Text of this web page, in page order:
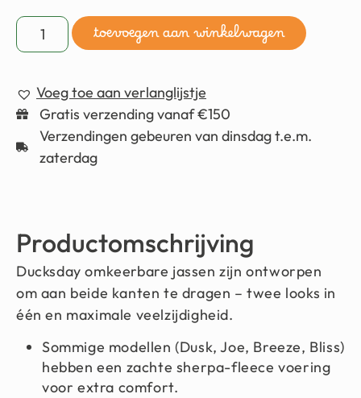
toevoegen aan winkelwagen
Voeg toe aan verlanglijstje
Gratis verzending vanaf €150
Verzendingen gebeuren van dinsdag t.e.m.
zaterdag
Productomschrijving
Ducksday omkeerbare jassen zijn ontworpen
om aan beide kanten te dragen – twee looks in
één en maximale veelzijdigheid.
Sommige modellen (Dusk, Joe, Breeze, Bliss)
hebben een zachte sherpa-fleece voering
voor extra comfort.